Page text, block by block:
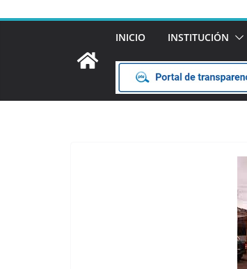
INICIO INSTITUCIÓN